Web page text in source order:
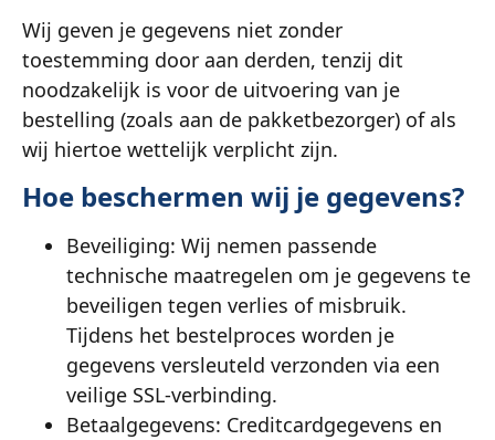
Wij geven je gegevens niet zonder
toestemming door aan derden, tenzij dit
noodzakelijk is voor de uitvoering van je
bestelling (zoals aan de pakketbezorger) of als
wij hiertoe wettelijk verplicht zijn.
Hoe beschermen wij je gegevens?
Beveiliging: Wij nemen passende
technische maatregelen om je gegevens te
beveiligen tegen verlies of misbruik.
Tijdens het bestelproces worden je
gegevens versleuteld verzonden via een
veilige SSL-verbinding.
Betaalgegevens: Creditcardgegevens en